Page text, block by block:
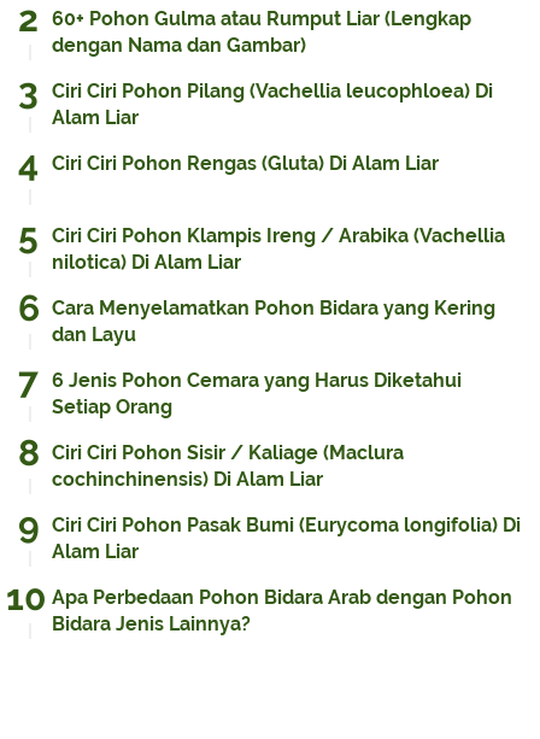
60+ Pohon Gulma atau Rumput Liar (Lengkap
dengan Nama dan Gambar)
Ciri Ciri Pohon Pilang (Vachellia leucophloea) Di
Alam Liar
Ciri Ciri Pohon Rengas (Gluta) Di Alam Liar
Ciri Ciri Pohon Klampis Ireng / Arabika (Vachellia
nilotica) Di Alam Liar
Cara Menyelamatkan Pohon Bidara yang Kering
dan Layu
6 Jenis Pohon Cemara yang Harus Diketahui
Setiap Orang
Ciri Ciri Pohon Sisir / Kaliage (Maclura
cochinchinensis) Di Alam Liar
Ciri Ciri Pohon Pasak Bumi (Eurycoma longifolia) Di
Alam Liar
Apa Perbedaan Pohon Bidara Arab dengan Pohon
Bidara Jenis Lainnya?